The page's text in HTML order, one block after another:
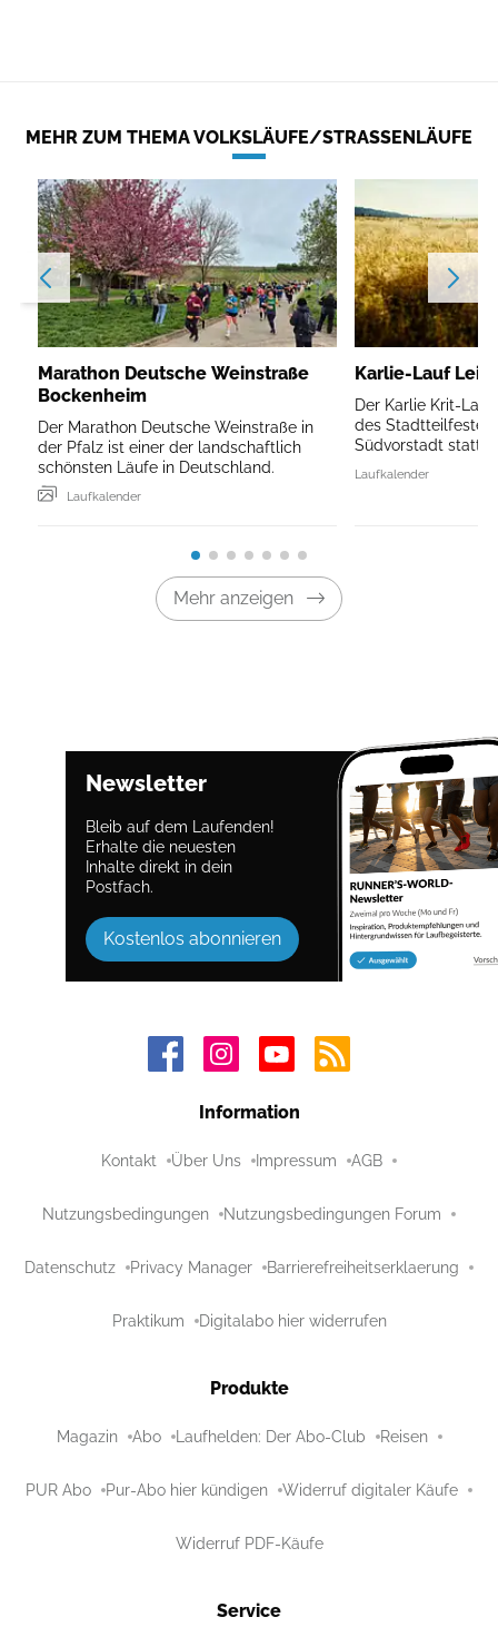
MEHR ZUM THEMA VOLKSLÄUFE/STRASSENLÄUFE
Marathon Deutsche Weinstraße
Bockenheim
Der Marathon Deutsche Weinstraße in
der Pfalz ist einer der landschaftlich
schönsten Läufe in Deutschland.
Laufkalender
Karlie-Lauf
Der Karlie Krit-
des Stadtteilfestes
Südvorstadt statt.
Laufkalender
Mehr anzeigen
Newsletter
Bleib auf dem Laufenden!
Erhalte die neuesten
Inhalte direkt in dein
Postfach.
Kostenlos abonnieren
Information
Kontakt Über Uns Impressum AGB
Nutzungsbedingungen Nutzungsbedingungen Forum
Datenschutz Privacy Manager Barrierefreiheitserklaerung
Praktikum Digitalabo hier widerrufen
Produkte
Magazin Abo Laufhelden: Der Abo-Club Reisen
PUR Abo Pur-Abo hier kündigen Widerruf digitaler Käufe
Widerruf PDF-Käufe
Service